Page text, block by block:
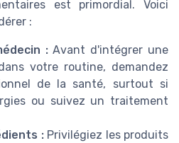
est primordial. Voici
:
:Avant d'intégrer une
votre routine, demandez
de la santé, surtout si
ou suivez un traitement
:Privilégiez les produits